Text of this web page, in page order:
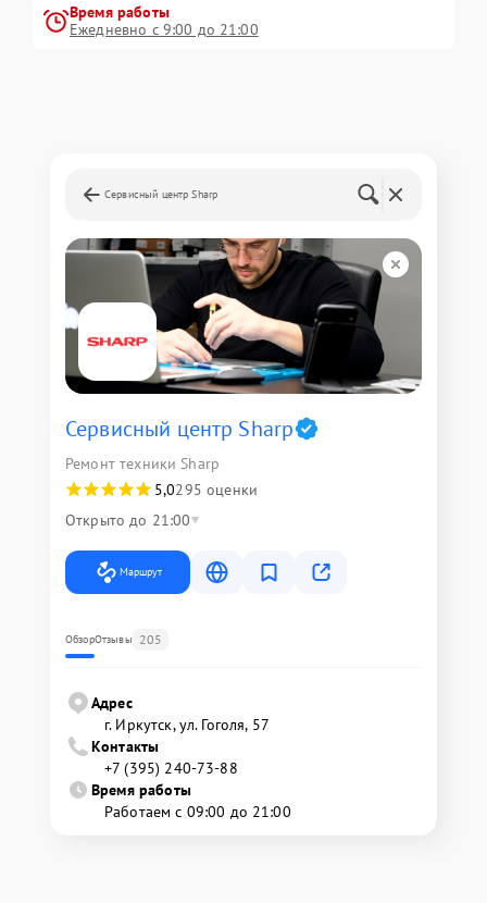
Время работы
Ежедневно с 9:00 до 21:00
Сервисный центр Sharp
Сервисный центр Sharp
Ремонт техники Sharp
5,0295 оценки
Открыто до 21:00
Маршрут
ОбзорОтзывы 205
Адрес
г. Иркутск, ул. ​Гоголя, 57
Контакты
+7 (395) 240-73-88
Время работы
Работаем с 09:00 до 21:00